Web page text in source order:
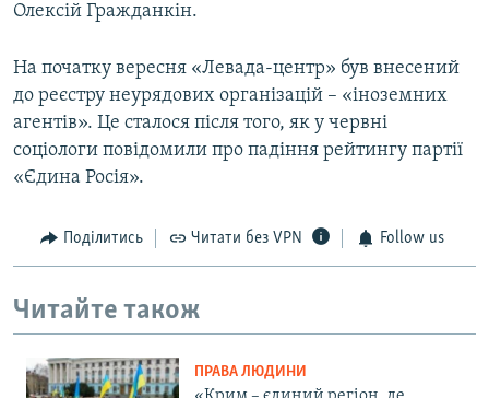
Олексій Гражданкін.
На початку вересня «Левада-центр» був внесений
до реєстру неурядових організацій – «іноземних
агентів». Це сталося після того, як у червні
соціологи повідомили про падіння рейтингу партії
«Єдина Росія».
Поділитись Читати без VPN Follow us
Читайте також
ПРАВА ЛЮДИНИ